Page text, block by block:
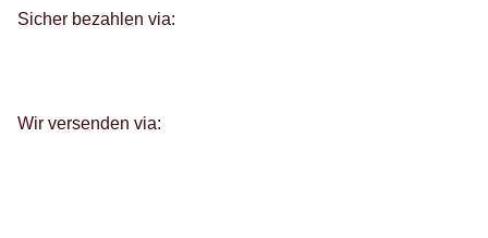
Sicher bezahlen via:
Wir versenden via: